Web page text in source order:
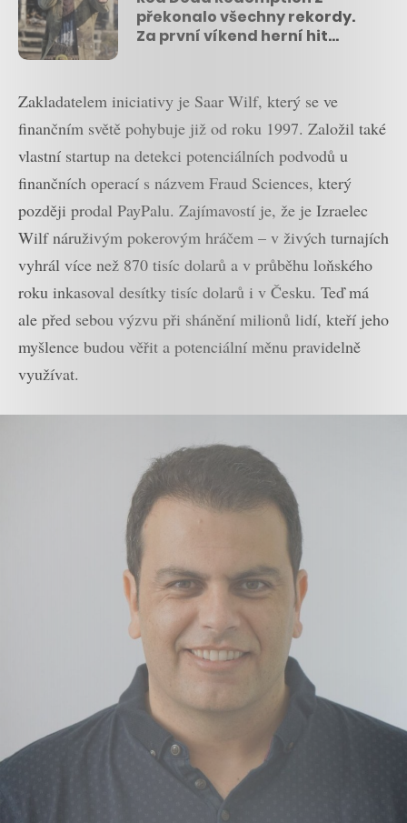
překonalo všechny rekordy.
Za první víkend herní hit
Zakladatelem iniciativy je Saar Wilf, který se ve
finančním světě pohybuje již od roku 1997. Založil také
vlastní startup na detekci potenciálních podvodů u
finančních operací s názvem Fraud Sciences, který
později prodal PayPalu. Zajímavostí je, že je Izraelec
Wilf náruživým pokerovým hráčem – v živých turnajích
vyhrál více než 870 tisíc dolarů a v průběhu loňského
roku inkasoval desítky tisíc dolarů i v Česku. Teď má
ale před sebou výzvu při shánění milionů lidí, kteří jeho
myšlence budou věřit a potenciální měnu pravidelně
využívat.